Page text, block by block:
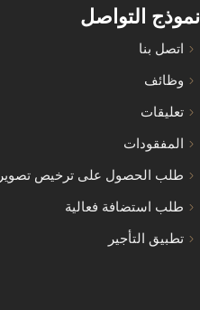
نموذج التواصل
اتصل بنا
وظائف
تعليقات
المفقودات
طلب الحصول على ترخيص تصوير
طلب استضافة فعالية
تطبيق التأجير